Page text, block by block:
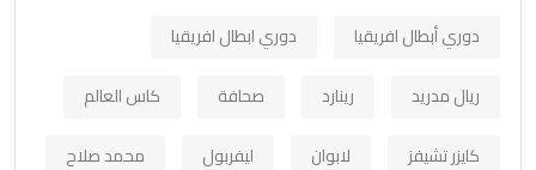
دوري أبطال افريقيا
دوري ابطال افريقيا
ريال مدريد
رينارد صحافة
كاس العالم
كايزر تشيفز
لابوان ليفربول
محمد صلاح